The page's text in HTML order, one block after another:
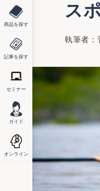
商品を探す
記事を探す
セミナー
ガイド
オンライン
ス
執筆者：